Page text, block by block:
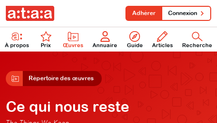
À propos Prix Œuvres Annuaire Guide Articles Recherche
Adhérer Connexion
Répertoire des œuvres
Ce qui nous reste